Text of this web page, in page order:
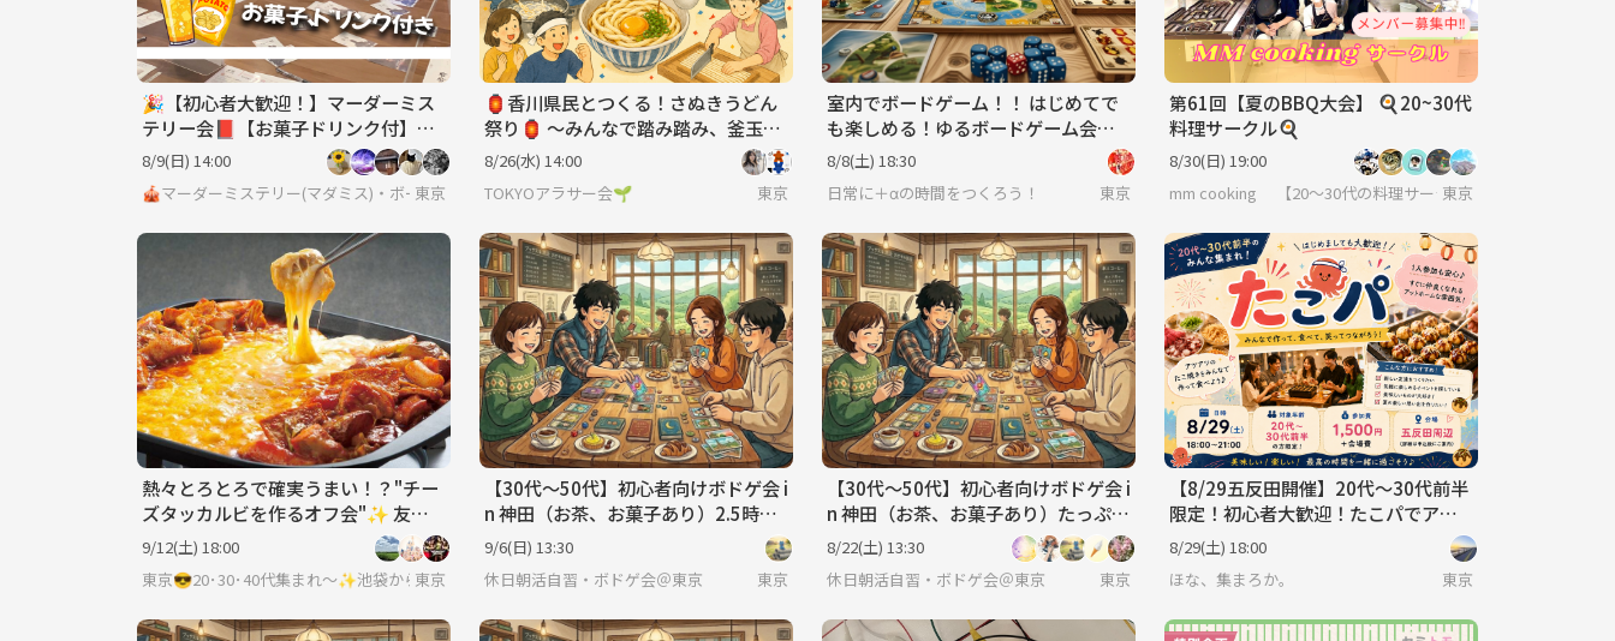
🎉【初心者大歓迎！】マーダーミス
テリー会📕【お菓子ドリンク付】
【ボードゲーム、マダミス】
8/9(日) 14:00
🎪マーダーミステリー(マダミス)・ボードゲーム・脱出ゲーム サークル🎲
東京
🏮香川県民とつくる！さぬきうどん
祭り🏮 〜みんなで踏み踏み、釜玉う
どん/ぶっかけうどんを食べよう！〜
8/26(水) 14:00
TOKYOアラサー会🌱
東京
室内でボードゲーム！！ はじめてで
も楽しめる！ゆるボードゲーム会💰
【お菓子・ソフトドリンク付き】
8/8(土) 18:30
日常に＋αの時間をつくろう！
東京
第61回【夏のBBQ大会】 🍳20~30代
料理サークル🍳
8/30(日) 19:00
mm cooking 【20～30代の料理サークル】
東京
熱々とろとろで確実うまい！？"チー
ズタッカルビを作るオフ会"✨ 友達
の輪を広げよう ❥ お初さん大歓迎♪
9/12(土) 18:00
東京😎20･30･40代集まれ～✨池袋から始める友達作り 🌷ソロ参加✨初めての参加OKの社会人サークルで毎週オフ
東京
【30代〜50代】初心者向けボドゲ会 i
n 神田（お茶、お菓子あり）2.5時間
☕🎲
9/6(日) 13:30
休日朝活自習・ボドゲ会＠東京
東京
【30代〜50代】初心者向けボドゲ会 i
n 神田（お茶、お菓子あり）たっぷり
5時間☕🎲
8/22(土) 13:30
休日朝活自習・ボドゲ会＠東京
東京
【8/29五反田開催】20代〜30代前半
限定！初心者大歓迎！たこパでアッ
トホームな夜を満喫🥢
8/29(土) 18:00
ほな、集まろか。
東京